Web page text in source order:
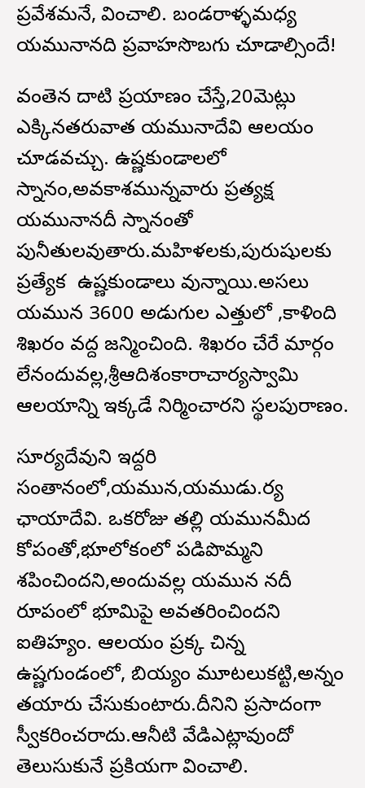
ప్రవేశమనే, భావించాలి. బండరాళ్ళమధ్య
యమునానది ప్రవాహసొబగు చూడాల్సిందే!
వంతెన దాటి ప్రయాణం చేస్తే,20మెట్లు
ఎక్కినతరువాత యమునాదేవి ఆలయం
చూడవచ్చు. ఉష్ణకుండాలలో
స్నానం,అవకాశమున్నవారు ప్రత్యక్ష
యమునానదీ స్నానంతో
పునీతులవుతారు.మహిళలకు,పురుషులకు
ప్రత్యేక ఉష్ణకుండాలు వున్నాయి‌.అసలు
యమున 3600 అడుగుల ఎత్తులో ,కాళింది
శిఖరం వద్ద జన్మించింది. శిఖరం చేరే మార్గం
లేనందువల్ల,శ్రీఆదిశంకారాచార్యస్వామి
ఆలయాన్ని ఇక్కడే నిర్మించారని స్థలపురాణం.
సూర్యదేవుని ఇద్దరి
సంతానంలో,యమున,యముడు.భార్య
ఛాయాదేవి. ఒకరోజు తల్లి యమునమీద
కోపంతో,భూలోకంలో పడిపొమ్మని
శపించిందని,అందువల్ల యమున నదీ
రూపంలో భూమిపై అవతరించిందని
ఐతిహ్యం. ఆలయం ప్రక్క చిన్న
ఉష్ణగుండంలో, బియ్యం మూటలుకట్టి,అన్నం
తయారు చేసుకుంటారు.దీనిని ప్రసాదంగా
స్వీకరించరాదు‌.ఆనీటి వేడిఎట్లావుందో
తెలుసుకునే ప్రకియగా భావించాలి.